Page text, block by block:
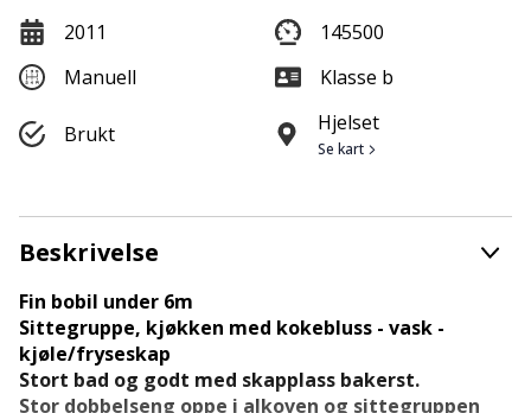
2011
145500
Manuell
Klasse b
Brukt Hjelset
Se kart
Beskrivelse
Fin bobil under 6m
Sittegruppe, kjøkken med kokebluss - vask -
kjøle/fryseskap
Stort bad og godt med skapplass bakerst.
Stor dobbelseng oppe i alkoven og sittegruppen